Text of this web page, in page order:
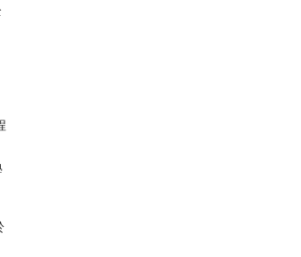
學生學習及作專題研習之用